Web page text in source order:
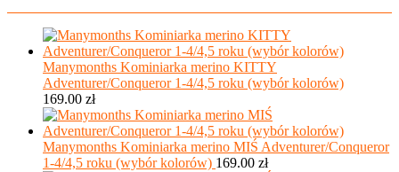
Manymonths Kominiarka merino KITTY
Adventurer/Conqueror 1-4/4,5 roku (wybór kolorów)
169.00 zł
Manymonths Kominiarka merino MIŚ Adventurer/Conqueror
1-4/4,5 roku (wybór kolorów) 169.00 zł